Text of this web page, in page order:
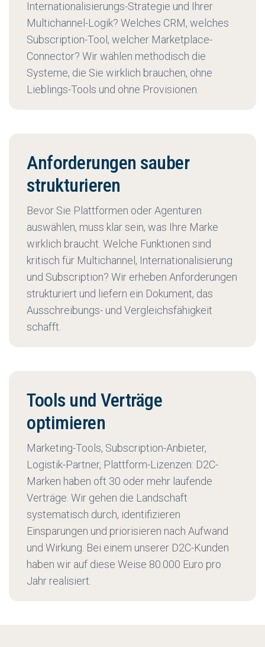
Internationalisierungs-Strategie und Ihrer
Multichannel-Logik? Welches CRM, welches
Subscription-Tool, welcher Marketplace-
Connector? Wir wählen methodisch die
Systeme, die Sie wirklich brauchen, ohne
Lieblings-Tools und ohne Provisionen.
Anforderungen sauber
strukturieren
Bevor Sie Plattformen oder Agenturen
auswählen, muss klar sein, was Ihre Marke
wirklich braucht. Welche Funktionen sind
kritisch für Multichannel, Internationalisierung
und Subscription? Wir erheben Anforderungen
strukturiert und liefern ein Dokument, das
Ausschreibungs- und Vergleichsfähigkeit
schafft.
Tools und Verträge
optimieren
Marketing-Tools, Subscription-Anbieter,
Logistik-Partner, Plattform-Lizenzen: D2C-
Marken haben oft 30 oder mehr laufende
Verträge. Wir gehen die Landschaft
systematisch durch, identifizieren
Einsparungen und priorisieren nach Aufwand
und Wirkung. Bei einem unserer D2C-Kunden
haben wir auf diese Weise 80.000 Euro pro
Jahr realisiert.